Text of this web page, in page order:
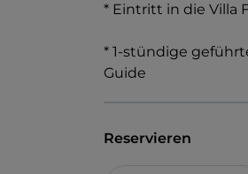
* Eintritt in die Villa
* 1-stündige
Guide
Reservieren